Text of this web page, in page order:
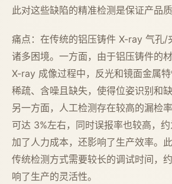
此对这些缺陷的精准检测是保证产品
痛点：在传统的铝压铸件 X-ray 气孔/
诸多困境。一方面，由于铝压铸件的
X-ray 成像过程中，反光和镜面金属
稀疏、含噪且缺失，使得位姿识别和
另一方面，人工检测存在较高的漏检
可达 3%左右，同时误报率也较高，
加了人力成本，还影响了生产效率。
传统检测方式需要较长的调试时间，
响了生产的灵活性。